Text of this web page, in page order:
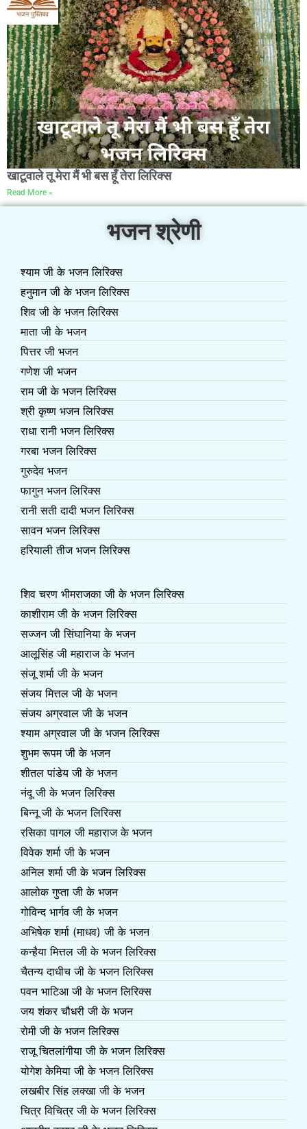
खाटूवाले तू मेरा मैं भी बस हूँ तेरा लिरिक्स
Read More »
भजन श्रेणी
श्याम जी के भजन लिरिक्स
हनुमान जी के भजन लिरिक्स
शिव जी के भजन लिरिक्स
माता जी के भजन
पित्तर जी भजन
गणेश जी भजन
राम जी के भजन लिरिक्स
श्री कृष्ण भजन लिरिक्स
राधा रानी भजन लिरिक्स
गरबा भजन लिरिक्स
गुरुदेव भजन
फागुन भजन लिरिक्स
रानी सती दादी भजन लिरिक्स
सावन भजन लिरिक्स
हरियाली तीज भजन लिरिक्स
शिव चरण भीमराजका जी के भजन लिरिक्स
काशीराम जी के भजन लिरिक्स
सज्जन जी सिंघानिया के भजन
आलूसिंह जी महाराज के भजन
संजू शर्मा जी के भजन
संजय मित्तल जी के भजन
संजय अग्रवाल जी के भजन
श्याम अग्रवाल जी के भजन लिरिक्स
शुभम रूपम जी के भजन
शीतल पांडेय जी के भजन
नंदू जी के भजन लिरिक्स
बिन्नू जी के भजन लिरिक्स
रसिका पागल जी महाराज के भजन
विवेक शर्मा जी के भजन
अनिल शर्मा जी के भजन लिरिक्स
आलोक गुप्ता जी के भजन
गोविन्द भार्गव जी के भजन
अभिषेक शर्मा (माधव) जी के भजन
कन्हैया मित्तल जी के भजन लिरिक्स
चैतन्य दाधीच जी के भजन लिरिक्स
पवन भाटिआ जी के भजन लिरिक्स
जय शंकर चौधरी जी के भजन
रोमी जी के भजन लिरिक्स
राजू चितलांगीया जी के भजन लिरिक्स
योगेश केमिया जी के भजन लिरिक्स
लखबीर सिंह लक्खा जी के भजन
चित्र विचित्र जी के भजन लिरिक्स